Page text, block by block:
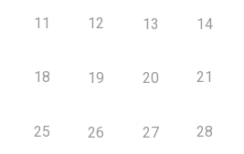
11 12 13 14
18 19 20 21
25 26 27 28